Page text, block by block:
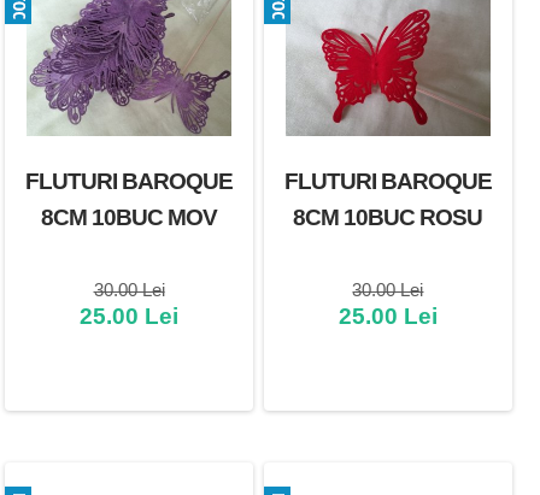
FLUTURI BAROQUE
8CM 10BUC MOV
30.00 Lei
25.00 Lei
FLUTURI BAROQUE
8CM 10BUC ROSU
30.00 Lei
25.00 Lei